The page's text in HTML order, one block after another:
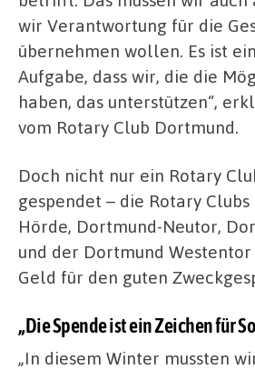
wir Verantwortung für die
übernehmen wollen. Es ist
Aufgabe, dass wir, die die
haben, das unterstützen“,
vom Rotary Club Dortmund.
Doch nicht nur ein Rotary
gespendet – die Rotary
Hörde, Dortmund-Neutor,
und der Dortmund
Geld für den guten
„Die Spende ist ein Zeichen für
„In diesem Winter mussten